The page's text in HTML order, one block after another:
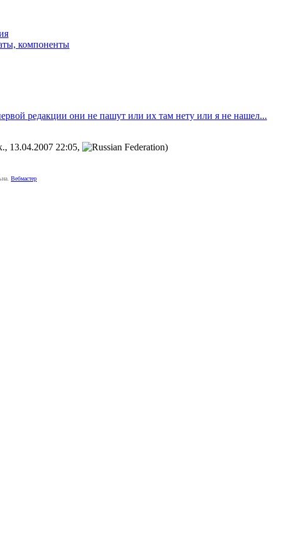
компоненты
редакции они не пашут или их там нету или я не нашел...
13.04.2007 22:05,
)
Вебмастер